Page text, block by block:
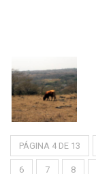
PÁGINA 4 DE 13
6 7 8